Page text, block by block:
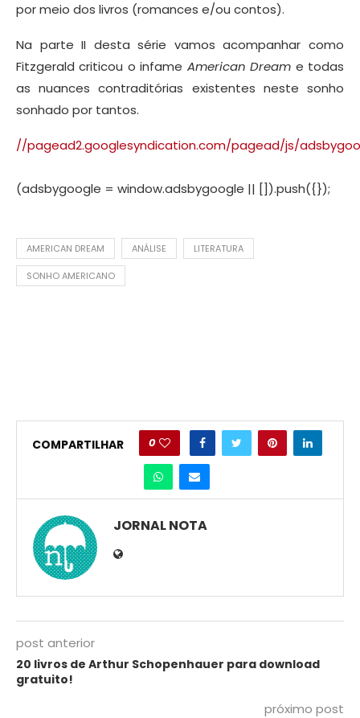
por meio dos livros (romances e/ou contos).
Na parte II desta série vamos acompanhar como
Fitzgerald criticou o infame American Dream e todas
as nuances contraditórias existentes neste sonho
sonhado por tantos.
//pagead2.googlesyndication.com/pagead/js/
(adsbygoogle = window.adsbygoogle || []).push({});
AMERICAN DREAM ANÁLISE LITERATURA
SONHO AMERICANO
COMPARTILHAR 0
JORNAL NOTA
post anterior
20 livros de Arthur Schopenhauer para download
gratuito!
próximo post